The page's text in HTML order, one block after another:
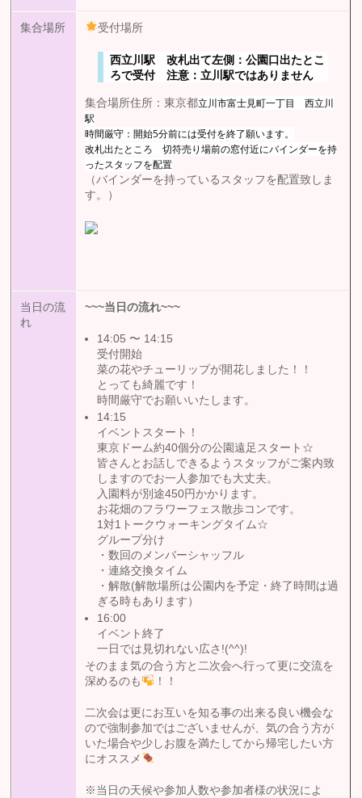
集合場所 受付場所
西立川駅 改札出て左側：公園口出たとこ
ろで受付 注意：立川駅ではありません
集合場所住所：東京都立川市富士見町一丁目 西立川
駅
時間厳守：開始5分前には受付を終了願います。
改札出たところ 切符売り場前の窓付近にバインダーを持
ったスタッフを配置
（バインダーを持っているスタッフを配置致しま
す。）
当日の流
れ
~~~当日の流れ~~~
14:05 〜 14:15
受付開始
菜の花やチューリップが開花しました！！
とっても綺麗です！
時間厳守でお願いいたします。
14:15
イベントスタート！
東京ドーム約40個分の公園遠足スタート☆
皆さんとお話しできるようスタッフがご案内致
しますのでお一人参加でも大丈夫。
入園料が別途450円かかります。
お花畑のフラワーフェス散歩コンです。
1対1トークウォーキングタイム☆
グループ分け
・数回のメンバーシャッフル
・連絡交換タイム
・解散(解散場所は公園内を予定・終了時間は過
ぎる時もあります）
16:00
イベント終了
一日では見切れない広さ!(^^)!
そのまま気の合う方と二次会へ行って更に交流を
深めるのも
！！
二次会は更にお互いを知る事の出来る良い機会な
ので強制参加ではございませんが、気の合う方が
いた場合や少しお腹を満たしてから帰宅したい方
にオススメ
※当日の天候や参加人数や参加者様の状況によ